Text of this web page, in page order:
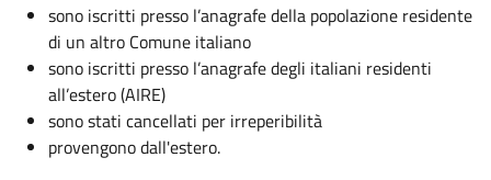
sono iscritti presso l’anagrafe della popolazione residente
di un altro Comune italiano
sono iscritti presso l’anagrafe degli italiani residenti
all’estero (AIRE)
sono stati cancellati per irreperibilità
provengono dall'estero.